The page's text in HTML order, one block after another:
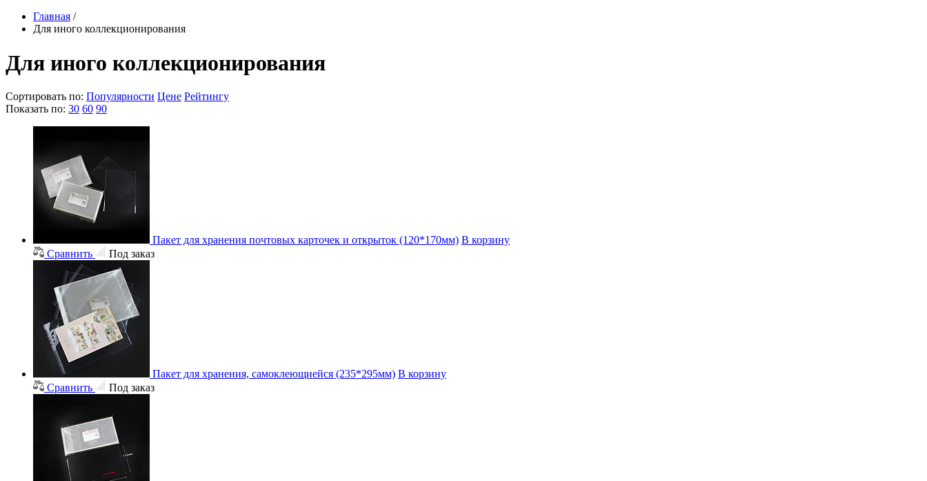
Главная /
Для иного коллекционирования
Для иного коллекционирования
Сортировать по: Популярности Цене Рейтингу
Показать по: 30 60 90
Пакет для хранения почтовых карточек и открыток (120*170мм) В корзину
Сравнить
Под заказ
Пакет для хранения, самоклеющиейся (235*295мм) В корзину
Сравнить
Под заказ